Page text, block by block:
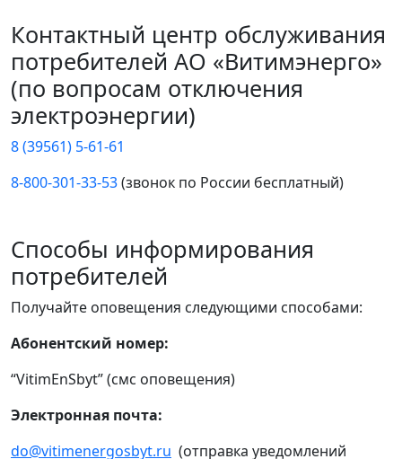
Контактный центр обслуживания
потребителей АО «Витимэнерго»
(по вопросам отключения
электроэнергии)
8 (39561) 5-61-61
8-800-301-33-53(звонок по России бесплатный)
Способы информирования
потребителей
Получайте оповещения следующими способами:
Абонентский номер:
“VitimEnSbyt” (смс оповещения)
Электронная почта:
do@vitimenergosbyt.ru (отправка уведомлений